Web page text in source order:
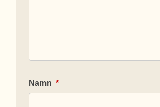
Namn *